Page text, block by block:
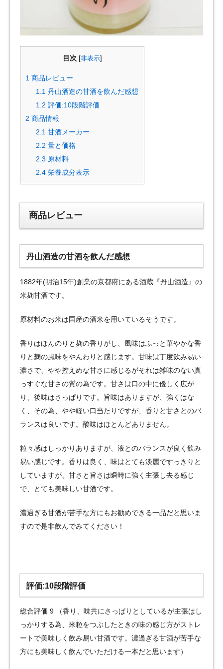
目次 非表示]
1 商品レビュー
1.1 丹山酒造の甘酒を飲んだ感想
1.2 評価:10段階評価
2 商品情報
2.1 甘酒メーカー
2.2 量と価格
2.3 原材料
2.4 栄養成分表示
商品レビュー
丹山酒造の甘酒を飲んだ感想
1882年(明治15年)創業の京都府にある酒蔵『丹山酒造』の
米麹甘酒です。
原材料のお米は国産の酒米を用いているそうです。
香りはほんのりと麹の香りがし、風味はふっと華やかな香
りと麹の風味をやんわりと感じます。甘味は丁度飲み易い
濃さで、やや控えめな甘さに感じるがそれは雑味のない真
っすぐな甘さの質の為です。甘さは口の中に優しく広が
り、後味はさっぱりです。旨味はありますが、強くはな
く、その為、やや軽い口当たりですが、香りと甘さとのバ
ランスは良いです。酸味はほとんどありません。
粒々感はしっかりありますが、液とのバランスが良く飲み
易い感じです。香りは良く、味はとても淡麗ですっきりと
していますが、甘さと旨さは瞬時に強く主張し去る感じ
で、とても美味しい甘酒です。
濃過ぎる甘酒が苦手な方にもお勧めできる一品だと思いま
すので是非飲んでみてください！
評価:10段階評価
総合評価 9 （香り、味共にさっぱりとしているが主張はし
っかりする為、米粒をつぶしたときの味の感じ方がストレ
ートで美味しく飲み易い甘酒です。濃過ぎる甘酒が苦手な
方にも美味しく飲んでいただける一本だと思います）